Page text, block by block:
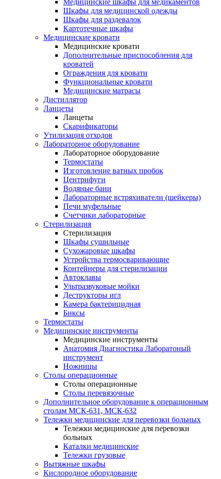
Медицинские шкафы для медикаментов
Шкафы для медицинской одежды
Шкафы для раздевалок
Картотечные шкафы
Медицинские кровати
Медицинские кровати
Дополнительные приспособления для
кроватей
Ограждения для кровати
Функциональные кровати
Медицинские матрасы
Дистиллятор
Ланцеты
Ланцеты
Скарификаторы
Утилизация отходов
Лабораторное оборудование
Лабораторное оборудование
Термостаты
Изготовление ватных пробок
Центрифуги
Водяные бани
Лабораторные встряхиватели (шейкеры)
Печи муфельные
Счетчики лабораторные
Стерилизация
Стерилизация
Шкафы сушильные
Сухожаровые шкафы
Устройства термосваривающие
Контейнеры для стерилизации
Автоклавы
Ультразвуковые мойки
Деструкторы игл
Камера бактерицидная
Биксы
Термостаты
Медицинские инструменты
Медицинские инструменты
Анатомия Диагностика Лаборатоный
инструмент
Ножницы
Столы операционные
Столы операционные
Столы перевязочные
Дополнительное оборудование к операционным
столам МСК-631, МСК-632
Тележки медицинские для перевозки больных
Тележки медицинские для перевозки
больных
Каталки медицинские
Тележки грузовые
Вытяжные шкафы
Кислородное оборудование